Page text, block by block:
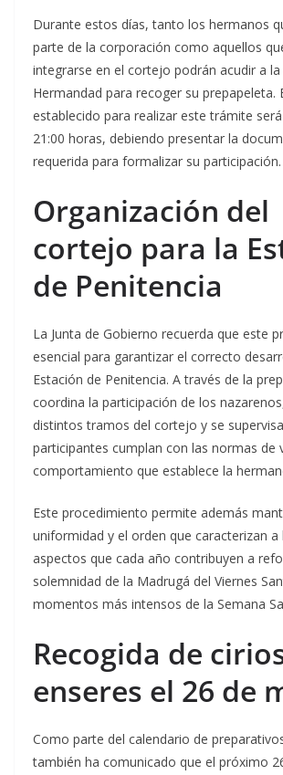
Durante estos días, tanto los hermanos
parte de la corporación como aquellos
integrarse en el cortejo podrán acudir a la
Hermandad para recoger su prepapeleta.
establecido para realizar este trámite
21:00 horas, debiendo presentar la
requerida para formalizar su participación.
Organización del
cortejo para la
de Penitencia
La Junta de Gobierno recuerda que este
esencial para garantizar el correcto
Estación de Penitencia. A través de la
coordina la participación de los
distintos tramos del cortejo y se
participantes cumplan con las normas de
comportamiento que establece la
Este procedimiento permite además
uniformidad y el orden que caracterizan
aspectos que cada año contribuyen a
solemnidad de la Madrugá del Viernes
momentos más intensos de la Semana
Recogida de
enseres el 26 de
Como parte del calendario de
también ha comunicado que el próximo